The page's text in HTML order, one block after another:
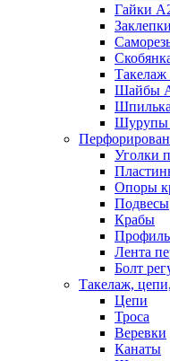
Гайки
Шайбы
Шурупы
Уголки
Опоры
Подвесы
Крабы
Лента
Болт
Такелаж,
Цепи
Троса
Веревки
Канаты